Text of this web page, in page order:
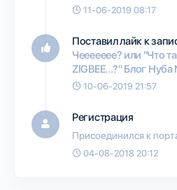
11-06-2019 08:17
Поставил лайк к
Чеееееее? или "Что
ZIGBEE...?" Блог
10-06-2019 21:57
Регистрация
Присоединился к
04-08-2018 20:12